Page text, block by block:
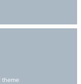
theme